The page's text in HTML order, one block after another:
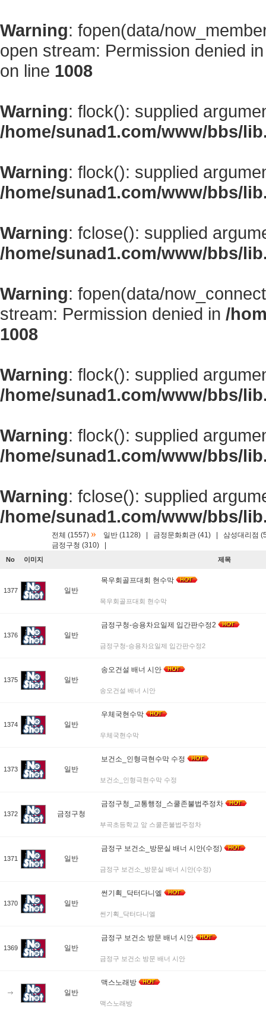
Warning: fopen(data/
open stream: Permission denied
on line 1008
Warning: flock(): supplied
/home/sunad1.com/www/bbs/
Warning: flock(): supplied
/home/sunad1.com/www/bbs/
Warning: fclose(): supplied
/home/sunad1.com/www/bbs/
Warning: fopen(data/
stream: Permission denied in /
1008
Warning: flock(): supplied
/home/sunad1.com/www/bbs/
Warning: flock(): supplied
/home/sunad1.com/www/bbs/
Warning: fclose(): supplied
/home/sunad1.com/www/bbs/
전체 (1557) » 일반 (1128) 금정문화회관 (41)
삼성대리점
금정구청 (310)
No 이미지 제목
1377 일반
목우회골프대회 현수막
목우회골프대회 현수막
1376 일반
금정구청-승용차요일제 입간판수정2
금정구청-승용차요일제 입간판수정2
1375 일반
송오건설 배너 시안
송오건설 배너 시안
1374 일반
우체국현수막
우체국현수막
1373 일반
보건소_인형극현수막 수정
보건소_인형극현수막 수정
1372 금정구청
금정구청_교통행정_스쿨존불법주정차
부곡초등학교 앞 스쿨존불법주정차
1371 일반
금정구 보건소_방문실 배너 시안(수정)
금정구 보건소_방문실 배너 시안(수정)
1370 일반
썬기획_닥터다니엘
썬기획_닥터다니엘
1369 일반
금정구 보건소 방문 배너 시안
금정구 보건소 방문 배너 시안
일반
맥스노래방
맥스노래방